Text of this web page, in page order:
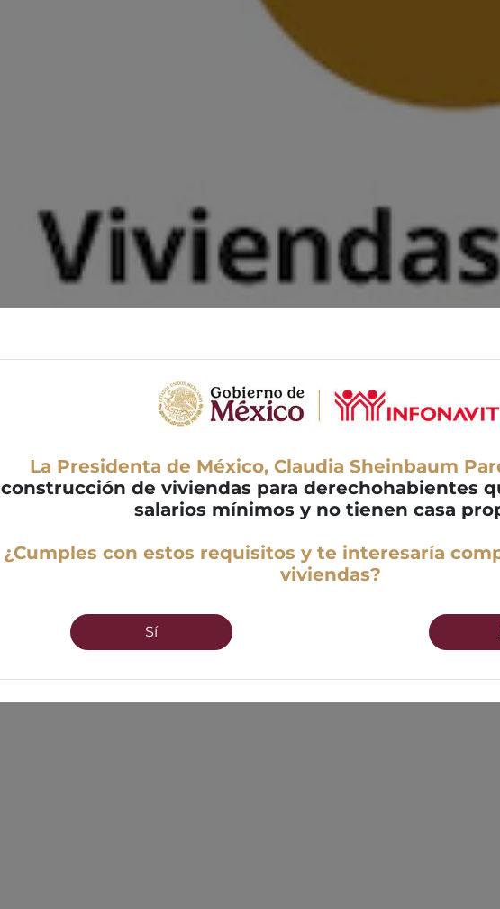
La Presidenta de México, Claudia Sheinbaum
construcción de viviendas para derechohabientes
salarios mínimos y no tienen casa
¿Cumples con estos requisitos y te interesaría
viviendas?
Sí